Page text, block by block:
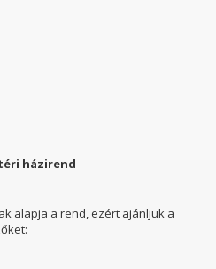
házirend
alapja a rend, ezért ajánljuk a